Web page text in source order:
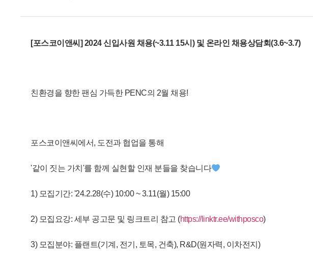
[포스코이앤씨] 2024 신입사원 채용(~3.11 15시) 및 온라인 채용상담회(3.6~3.7)
친환경을 향한 팬심 가득한 PENC의 2월 채용!
포스코이앤씨에서, 도전과 협업을 통해
'같이 짓는 가치'를 함께 실현할 인재 분들을 찾습니다
1) 모집기간: '24.2.28(수) 10:00 ~ 3.11(월) 15:00
2) 모집요강: 세부 공고문 및 링크트리 참고 (https://linktr.ee/withposco)
3) 모집분야: 플랜트(기계, 전기, 토목, 건축), R&D(원자력, 이차전지)